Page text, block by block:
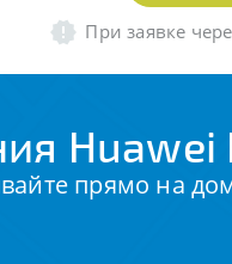
При заявке
Huawei
прямо на